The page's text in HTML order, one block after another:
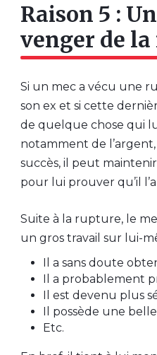
Raison 5 :
venger de
Si un mec a vécu une
son ex et si cette
de quelque chose qui
notamment de
succès, il peut
pour lui prouver qu’il
Suite à la rupture, le
un gros travail sur lui-
Il a sans doute
Il a probablement
Il est devenu plus
Il possède une
Etc.